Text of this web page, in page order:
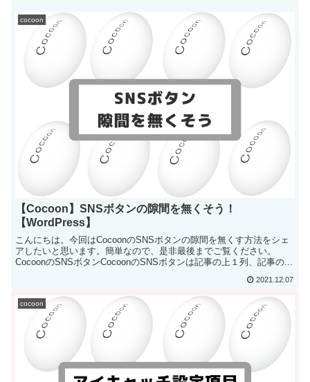
cocoon
【Cocoon】SNSボタンの隙間を無くそう！
【WordPress】
こんにちは。今回はCocoonのSNSボタンの隙間を無くす方法をシェ
アしたいと思います。簡単なので、是非最後までご覧ください。
CocoonのSNSボタンCocoonのSNSボタンは記事の上１列、記事の...
2021.12.07
cocoon